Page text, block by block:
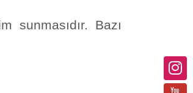
Bazı